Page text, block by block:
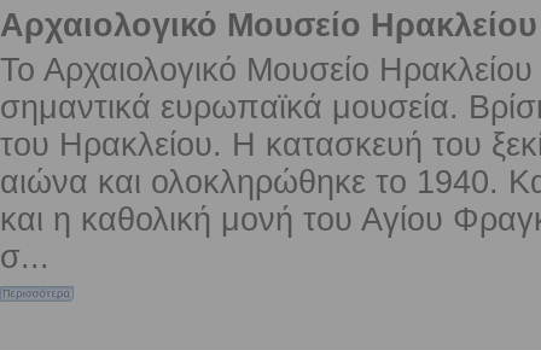
Αρχαιολογικό Μουσείο Ηρακλείου
Το Αρχαιολογικό Μουσείο
σημαντικά ευρωπαϊκά μουσεία.
του Ηρακλείου. Η κατασκευή του
αιώνα και ολοκληρώθηκε το 1940.
και η καθολική μονή του Αγίου
σ...